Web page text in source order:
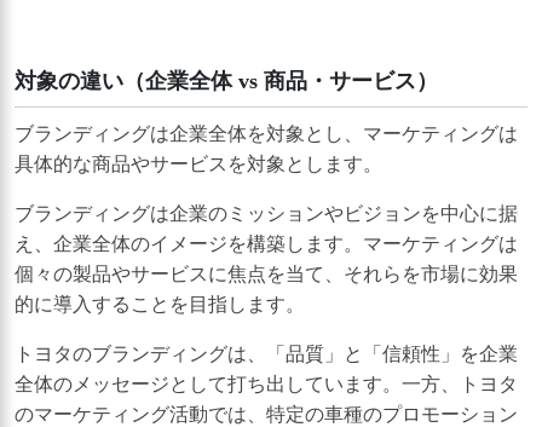
対象の違い（企業全体 vs 商品・サービス）
ブランディングは企業全体を対象とし、マーケティングは
具体的な商品やサービスを対象とします。
ブランディングは企業のミッションやビジョンを中心に据
え、企業全体のイメージを構築します。マーケティングは
個々の製品やサービスに焦点を当て、それらを市場に効果
的に導入することを目指します。
トヨタのブランディングは、「品質」と「信頼性」を企業
全体のメッセージとして打ち出しています。一方、トヨタ
のマーケティング活動では、特定の車種のプロモーション